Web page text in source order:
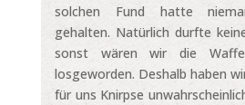
solchen Fund hatte
gehalten. Natürlich durfte
sonst wären wir die
losgeworden. Deshalb haben
für uns Knirpse